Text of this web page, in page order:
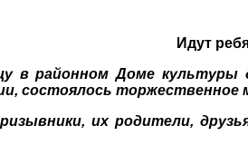
Идут
в районном Доме культуры
состоялось торжественное
их родители,